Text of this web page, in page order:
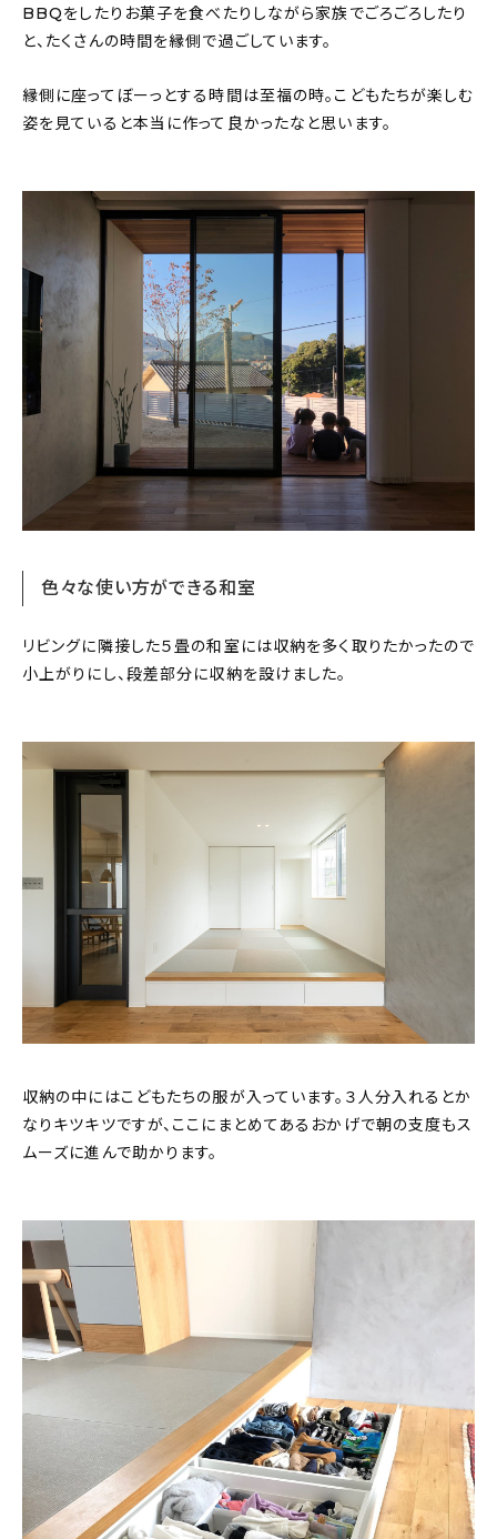
BBQをしたりお菓子を食べたりしながら家族でごろごろしたり
と、たくさんの時間を縁側で過ごしています。
縁側に座ってぼーっとする時間は至福の時。こどもたちが楽しむ
姿を見ていると本当に作って良かったなと思います。
色々な使い方ができる和室
リビングに隣接した５畳の和室には収納を多く取りたかったので
小上がりにし、段差部分に収納を設けました。
収納の中にはこどもたちの服が入っています。３人分入れるとか
なりキツキツですが、ここにまとめてあるおかげで朝の支度もス
ムーズに進んで助かります。